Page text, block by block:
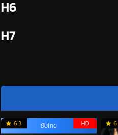
H6
H7
6.3 HD
ซับไทย